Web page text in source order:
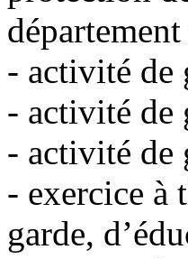
- activité de
- activité de
- activité de
- exercice à
garde,